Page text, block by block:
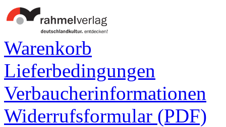
Warenkorb
Lieferbedingungen
Verbaucherinformationen
Widerrufsformular (PDF)